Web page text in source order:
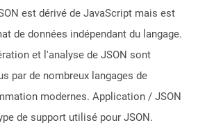
est dérivé de JavaScript mais est
de données indépendant du langage.
et l'analyse de JSON sont
par de nombreux langages de
modernes. Application / JSON
de support utilisé pour JSON.